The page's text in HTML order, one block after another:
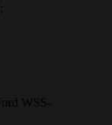
WSS-